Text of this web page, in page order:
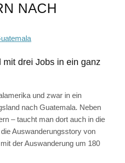
NACH
drei Jobs in ein ganz
und zwar in ein
nach Guatemala. Neben
– taucht man dort auch in die
Auswanderungsstory von
der Auswanderung um 180